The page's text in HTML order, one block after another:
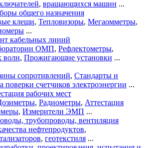
, вращающихся машин ...
общего назначения
клещи, Тепловизоры, Мегаомметры,
...
кабельных линий
ОМП, Рефлектометры,
волн, Прожигающие установки ...
сопротивлений, Стандарты и
поверки счетчиков электроэнергии ...
рабочих мест
, Радиометры, Аттестация
, Измерители ЭМП ...
трубопроводы, вентиляция
нефтепродуктов,
, геотекстиля ...